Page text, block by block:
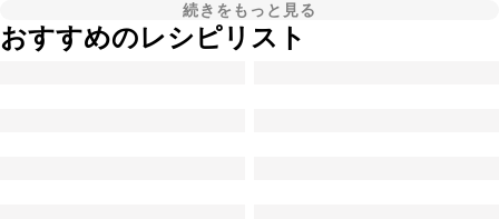
続きをもっと見る
おすすめのレシピリスト